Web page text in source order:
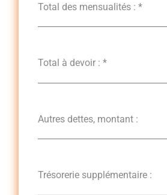
Total des mensualités :*
Total à devoir :*
Autres dettes, montant :
Trésorerie supplémentaire :